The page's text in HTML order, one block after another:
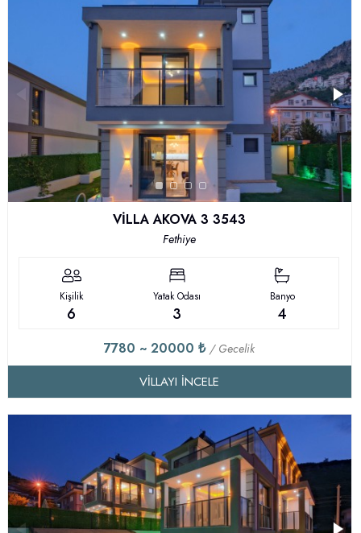
VİLLA AKOVA 3 3543
Fethiye
Kişilik
6
Yatak Odası
3
Banyo
4
7780 ~ 20000 ₺ / Gecelik
VILLAYI İNCELE